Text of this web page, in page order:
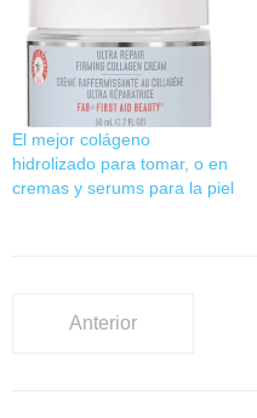
El mejor colágeno
hidrolizado para tomar, o en
cremas y serums para la piel
Anterior